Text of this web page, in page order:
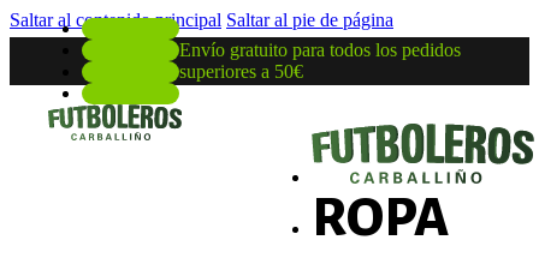
Saltar al contenido principal Saltar al pie de página
Envío gratuito para todos los pedidos
superiores a 50€
ROPA